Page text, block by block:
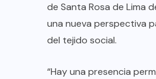
de Santa Rosa de Lima
una nueva perspectiva
del tejido social.
“Hay una presencia